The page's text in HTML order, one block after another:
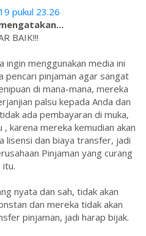
pukul 23.26
BAIK!!!
ingin menggunakan media ini
pencari pinjaman agar sangat
di mana-mana, mereka
palsu kepada Anda dan
ada pembayaran di muka,
karena mereka kemudian akan
lisensi dan biaya transfer, jadi
Pinjaman yang curang
itu.
nyata dan sah, tidak akan
dan mereka tidak akan
pinjaman, jadi harap bijak.